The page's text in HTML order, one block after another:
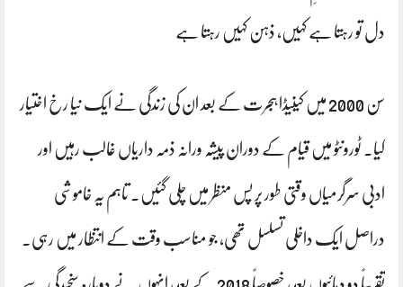
دل تو رہتا ہے کہیں، ذہن کہیں رہتا ہے
سن 2000 میں کینیڈا ہجرت کے بعد ان کی زندگی نے ایک نیا رخ اختیار
کیا۔ ٹورونٹو میں قیام کے دوران پیشہ ورانہ ذمہ داریاں غالب رہیں اور
ادبی سرگرمیاں وقتی طور پر پس منظر میں چلی گئیں۔ تاہم یہ خاموشی
دراصل ایک داخلی تسلسل تھی، جو مناسب وقت کے انتظار میں رہی۔
تقریباً دو دہائیوں بعد، خصوصاً 2018 کے بعد، انہوں نے دوبارہ سنجیدگی سے